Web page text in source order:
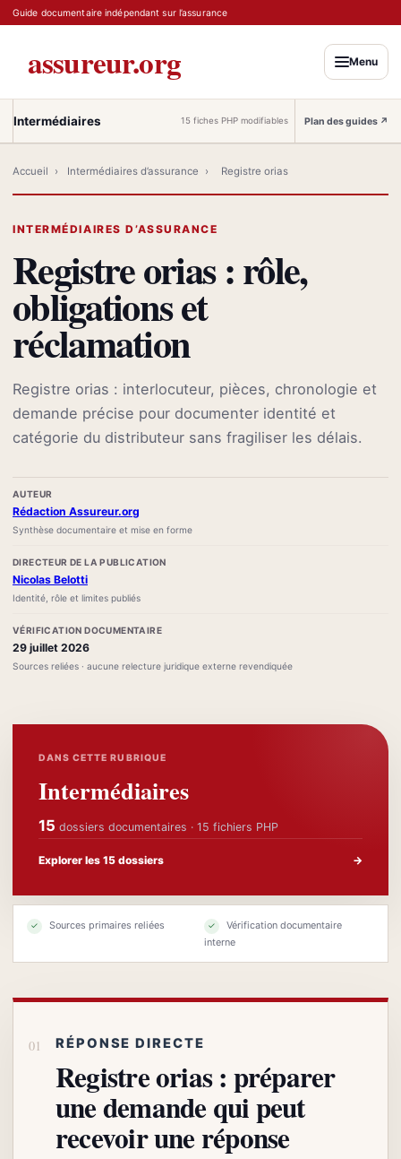
Guide documentaire indépendant sur l’assurance
assureur.org Menu
Intermédiaires 15 fiches PHP modifiables Plan des guides ↗
Accueil › Intermédiaires d’assurance › Registre orias
INTERMÉDIAIRES D’ASSURANCE
Registre orias : rôle,
obligations et
réclamation
Registre orias : interlocuteur, pièces, chronologie et
demande précise pour documenter identité et
catégorie du distributeur sans fragiliser les délais.
AUTEUR
Rédaction Assureur.org
Synthèse documentaire et mise en forme
DIRECTEUR DE LA PUBLICATION
Nicolas Belotti
Identité, rôle et limites publiés
VÉRIFICATION DOCUMENTAIRE
29 juillet 2026
Sources reliées · aucune relecture juridique externe revendiquée
DANS CETTE RUBRIQUE
Intermédiaires
15 dossiers documentaires · 15 fichiers PHP
Explorer les 15 dossiers →
✓ Sources primaires reliées ✓
Vérification documentaire
interne
RÉPONSE DIRECTE
Registre orias : préparer
une demande qui peut
recevoir une réponse